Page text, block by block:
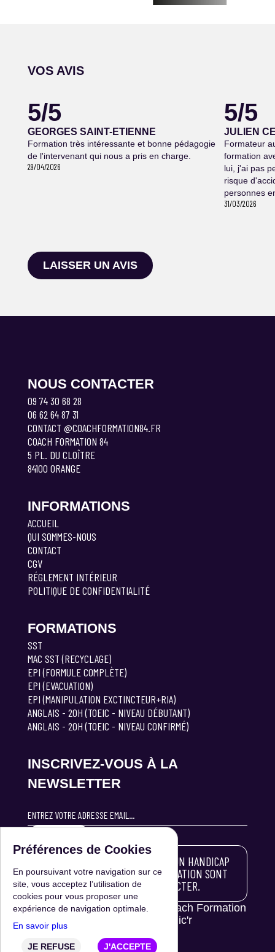
VOS AVIS
5/5
GEORGES SAINT-ETIENNE
Formation très intéressante et bonne pédagogie
de l'intervenant qui nous a pris en charge.
29/04/2026
5/5
JULIEN
Formateur
formation
lui, j'ai pas
risque
personnes
31/03/2026
LAISSER UN AVIS
Préférences de Cookies
En poursuivant votre navigation sur ce
site, vous acceptez l’utilisation de
cookies pour vous proposer une
expérience de navigation optimale.
En savoir plus
JE REFUSE J'ACCEPTE
NOUS CONTACTER
09 74 30 68 28
06 62 64 87 31
CONTACT @COACHFORMATION84.FR
COACH FORMATION 84
5 PL. DU CLOÎTRE
84100 ORANGE
INFORMATIONS
ACCUEIL
QUI SOMMES-NOUS
CONTACT
CGV
RÉGLEMENT INTÉRIEUR
POLITIQUE DE CONFIDENTIALITÉ
FORMATIONS
SST
MAC SST (RECYCLAGE)
EPI (FORMULE COMPLÈTE)
EPI (EVACUATION)
EPI (MANIPULATION EXCTINCTEUR+RIA)
ANGLAIS - 20H (TOEIC - NIVEAU DÉBUTANT)
ANGLAIS - 20H (TOEIC - NIVEAU CONFIRMÉ)
INSCRIVEZ-VOUS À LA
NEWSLETTER
LES PERSONNES ATTEINTES D'UN HANDICAP
SOUHAITANT SUIVRE UNE FORMATION SONT
INVITÉES À NOUS CONTACTER.
© 2024 Tout droit réservé | Coach Formation
Clic'r